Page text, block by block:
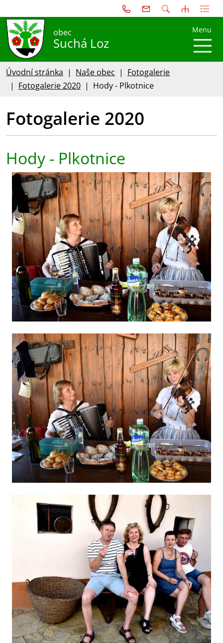
obec
Suchá Loz
Menu
Úvodní stránka Naše obec
Fotogalerie
Fotogalerie 2020
Hody - Plkotnice
Fotogalerie 2020
Hody - Plkotnice